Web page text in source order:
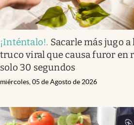
¡Inténtalo!. Sacarle más jugo
truco viral que causa furor en
solo 30 segundos
miércoles, 05 de Agosto de 2026